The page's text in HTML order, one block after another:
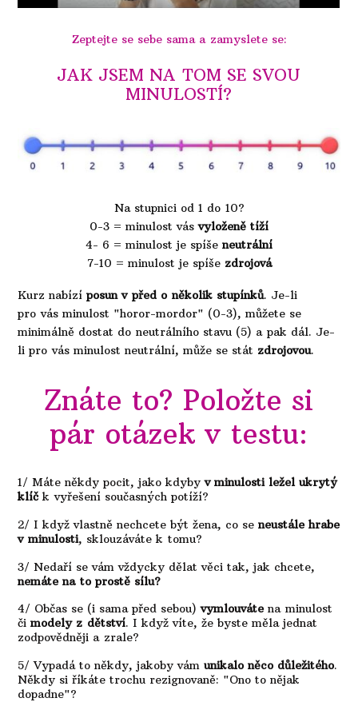
Zeptejte se sebe sama a zamyslete se:
JAK JSEM NA TOM SE SVOU
MINULOSTÍ?
Na stupnici od 1 do 10?
0-3 = minulost vásvyloženě tíží
4- 6 = minulost je spíše neutrální
7-10 = minulost je spíše zdrojová
Kurz nabízíposun v před o několik stupínků. Je-li
pro vás minulost "horor-mordor" (0-3), můžete se
minimálně dostat do neutrálního stavu (5) a pak dál. Je-
li pro vás minulost neutrální, může se stát zdrojovou.
Znáte to? Položte si
pár otázek v testu:
1/ Máte někdy pocit, jako kdybyv minulosti ležel ukrytý
klíčk vyřešení současných potíží?
2/ I když vlastně nechcete být žena, co seneustále hrabe
v minulosti, sklouzáváte k tomu?
3/ Nedaří se vám vždycky dělat věci tak, jak chcete,
nemáte na to prostě sílu?
4/ Občas se (i sama před sebou)vymlouvátena minulost
čimodely z dětství. I když víte, že byste měla jednat
zodpovědněji a zrale?
5/ Vypadá to někdy, jakoby vámunikalo něco důležitého.
Někdy si říkáte trochu rezignovaně: "Ono to nějak
dopadne"?